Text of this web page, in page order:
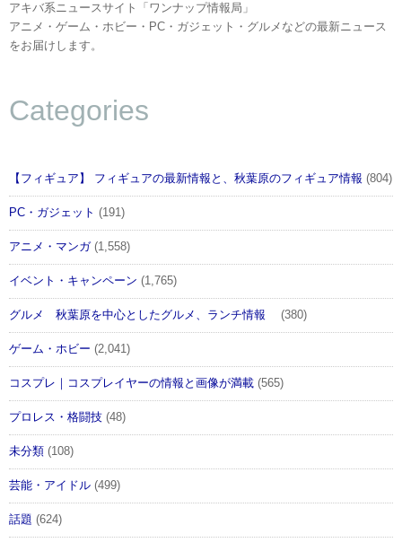
アキバ系ニュースサイト「ワンナップ情報局」
アニメ・ゲーム・ホビー・PC・ガジェット・グルメなどの最新ニュース
をお届けします。
Categories
【フィギュア】 フィギュアの最新情報と、秋葉原のフィギュア情報 (804)
PC・ガジェット (191)
アニメ・マンガ(1,558)
イベント・キャンペーン (1,765)
グルメ 秋葉原を中心としたグルメ、ランチ情報 (380)
ゲーム・ホビー (2,041)
コスプレ｜コスプレイヤーの情報と画像が満載 (565)
プロレス・格闘技 (48)
未分類 (108)
芸能・アイドル (499)
話題 (624)